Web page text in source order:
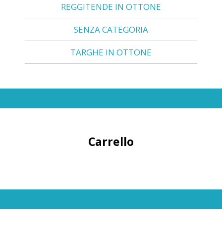
REGGITENDE IN OTTONE
SENZA CATEGORIA
TARGHE IN OTTONE
Carrello